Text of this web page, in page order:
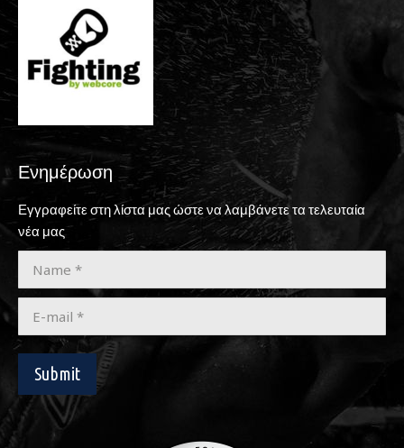
window
Ενημέρωση
Εγγραφείτε στη λίστα μας ώστε να λαμβάνετε τα τελευταία
νέα μας
Submit